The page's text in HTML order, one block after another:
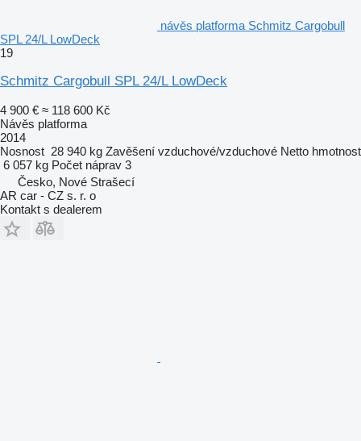
návěs platforma Schmitz Cargobull
SPL 24/L LowDeck
19
Schmitz Cargobull SPL 24/L LowDeck
4 900 € ≈ 118 600 Kč
Návěs platforma
2014
Nosnost 28 940 kg Zavěšení vzduchové/vzduchové Netto hmotnost
6 057 kg Počet náprav 3
Česko, Nové Strašecí
AR car - CZ s. r. o
Kontakt s dealerem